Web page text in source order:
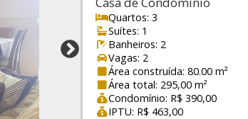
Quartos: 3
Suítes: 1
Banheiros: 2
Vagas: 2
Área construída: 80.00 m²
Área total: 295,00 m²
Condomínio: R$ 390,00
IPTU: R$ 463,00